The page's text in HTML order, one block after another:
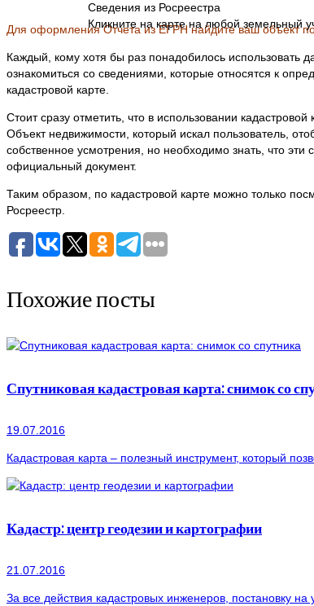
Сведения из Росреестра
Кликните на карте на любой земельный
Для оформления Отчета из ЕГРН найдите ваш объект
Каждый, кому хотя бы раз понадобилось использовать
ознакомиться со сведениями, которые относятся к
кадастровой карте.
Стоит сразу отметить, что в использовании
Объект недвижимости, который искал пользователь,
собственное усмотрения, но необходимо знать, что
официальный документ.
Таким образом, по кадастровой карте можно только
Росреестр.
Похожие посты
Спутниковая кадастровая карта: снимок со
19.07.2016
Кадастровая карта – полезный инструмент, который
Кадастр: центр геодезии и картографии
21.07.2016
За все действия кадастровых инженеров, постановку